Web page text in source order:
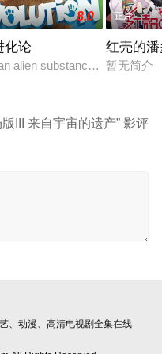
被人类抚养长大的猴子，追
8.0
化论
alien substance mixes
正片
红壳的
暂无简介
III 来自宇宙的遗产” 影评
、动漫、高清电视剧全集在线